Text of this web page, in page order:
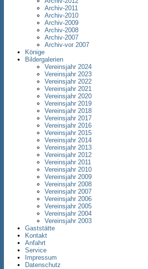
Archiv-2011
Archiv-2010
Archiv-2009
Archiv-2008
Archiv-2007
Archiv-vor 2007
Könige
Bildergalerien
Vereinsjahr 2024
Vereinsjahr 2023
Vereinsjahr 2022
Vereinsjahr 2021
Vereinsjahr 2020
Vereinsjahr 2019
Vereinsjahr 2018
Vereinsjahr 2017
Vereinsjahr 2016
Vereinsjahr 2015
Vereinsjahr 2014
Vereinsjahr 2013
Vereinsjahr 2012
Vereinsjahr 2011
Vereinsjahr 2010
Vereinsjahr 2009
Vereinsjahr 2008
Vereinsjahr 2007
Vereinsjahr 2006
Vereinsjahr 2005
Vereinsjahr 2004
Vereinsjahr 2003
Gaststätte
Kontakt
Anfahrt
Service
Impressum
Datenschutz